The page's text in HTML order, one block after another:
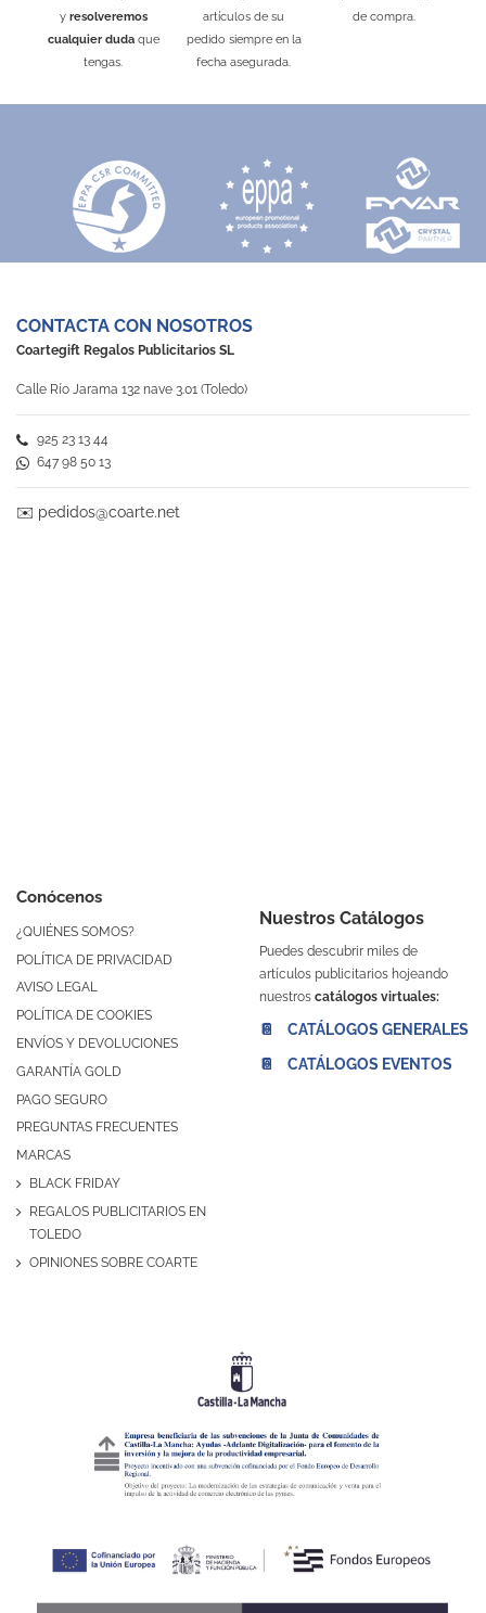
y resolveremos
cualquier dudaque
tengas.
artículos de su
pedido siempre en la
fecha asegurada.
de compra.
Conócenos
¿QUIÉNES SOMOS?
POLÍTICA DE PRIVACIDAD
AVISO LEGAL
POLÍTICA DE COOKIES
ENVÍOS Y DEVOLUCIONES
GARANTÍA GOLD
PAGO SEGURO
PREGUNTAS FRECUENTES
MARCAS
BLACK FRIDAY
REGALOS PUBLICITARIOS EN
TOLEDO
OPINIONES SOBRE COARTE
Nuestros Catálogos
Puedes descubrir miles de
artículos publicitarios hojeando
nuestros catálogos virtuales:
📔 CATÁLOGOS GENERALES
📔 CATÁLOGOS EVENTOS
CONTACTA CON NOSOTROS
Coartegift Regalos Publicitarios SL
Calle Río Jarama 132 nave 3.01 (Toledo)
925 23 13 44
647 98 50 13
✉️ pedidos@coarte.net